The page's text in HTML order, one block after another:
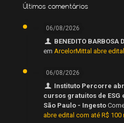
Últimos comentários
06/08/2026
BENEDITO BARBOSA
em ArcelorMittal abre
06/08/2026
Instituto Percorre
cursos gratuitos de ESG
São Paulo - Ingesto
abre edital com até R$ 100